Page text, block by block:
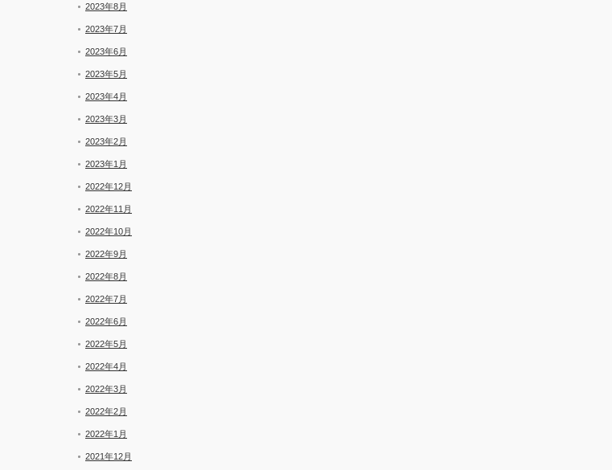
2023年8月
2023年7月
2023年6月
2023年5月
2023年4月
2023年3月
2023年2月
2023年1月
2022年12月
2022年11月
2022年10月
2022年9月
2022年8月
2022年7月
2022年6月
2022年5月
2022年4月
2022年3月
2022年2月
2022年1月
2021年12月